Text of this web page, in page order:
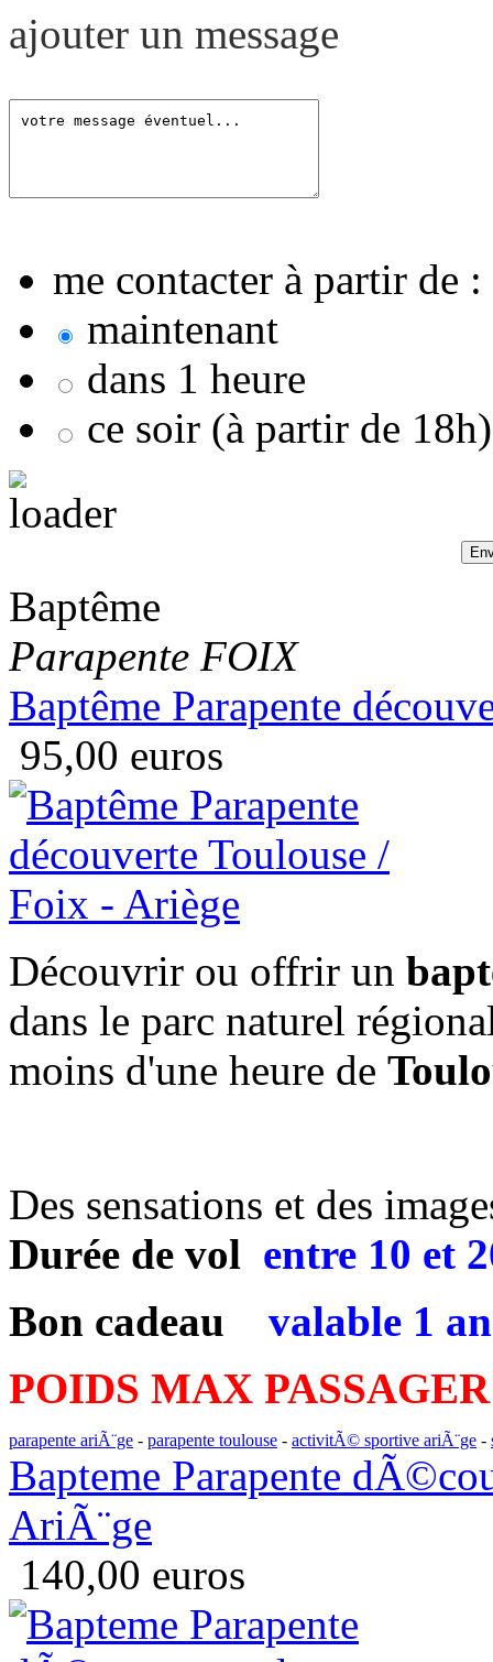
ajouter un message
me contacter à partir de :
maintenant
dans 1 heure
ce soir (à partir de 18h)
Baptême
Parapente FOIX
Baptême Parapente
95,00 euros
Découvrir ou offrir un
dans le parc naturel
moins d'une heure de
Des sensations et des
Durée de vol entre 10 et
Bon cadeau valable 1 an
POIDS MAX
parapente ariÃ¨ge - parapente toulouse - activitÃ© sportive ariÃ¨ge -
Bapteme Parapente
AriÃ¨ge
140,00 euros